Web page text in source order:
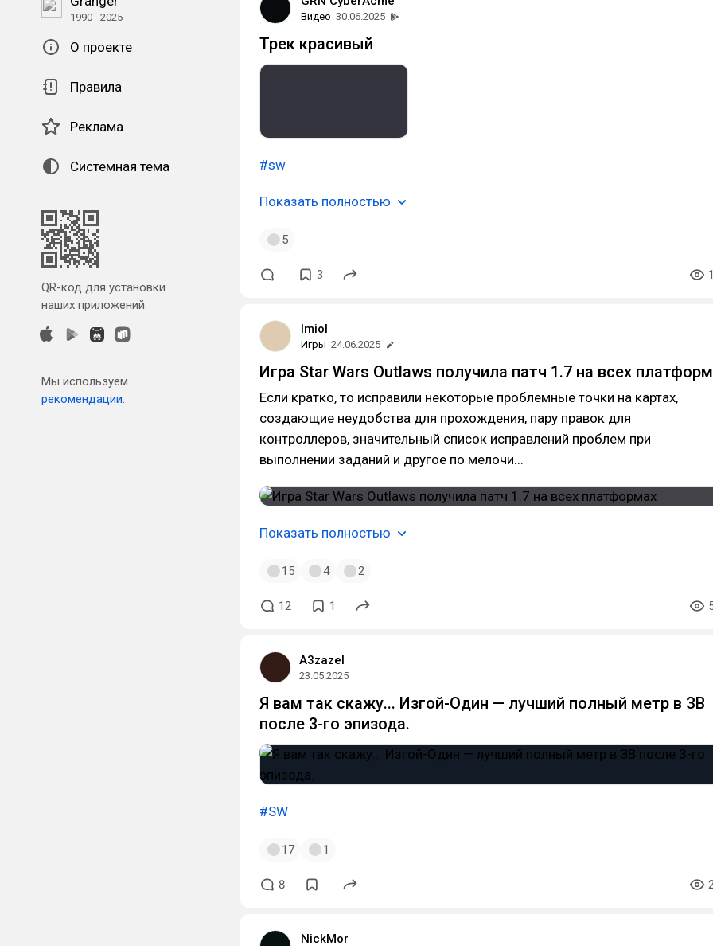
1990 - 2025
О проекте
Правила
Реклама
Системная тема
QR-код для установки
наших приложений.
Мы используем
рекомендации.
Видео 30.06.2025
Трек красивый
#sw
Показать полностью
5
3
lmiol
Игры 24.06.2025
Игра Star Wars Outlaws получила патч 1.7 на всех
Если кратко, то исправили некоторые проблемные точки на картах,
создающие неудобства для прохождения, пару правок для
контроллеров, значительный список исправлений проблем при
выполнении заданий и другое по мелочи...
Показать полностью
15 4 2
12 1
A3zazel
23.05.2025
Я вам так скажу... Изгой-Один — лучший полный метр в ЗВ
после 3-го эпизода.
#SW
17 1
8
NickMor